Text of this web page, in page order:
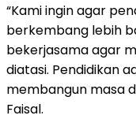
“Kami ingin agar
berkembang lebih
bekerjasama agar
diatasi. Pendidikan
membangun masa
Faisal.